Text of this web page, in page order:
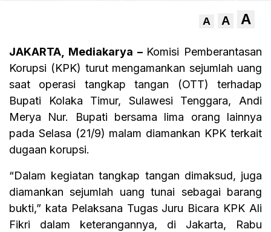
A A A
JAKARTA, Mediakarya – Komisi Pemberantasan
Korupsi (KPK) turut mengamankan sejumlah uang
saat operasi tangkap tangan (OTT) terhadap
Bupati Kolaka Timur, Sulawesi Tenggara, Andi
Merya Nur. Bupati bersama lima orang lainnya
pada Selasa (21/9) malam diamankan KPK terkait
dugaan korupsi.
“Dalam kegiatan tangkap tangan dimaksud, juga
diamankan sejumlah uang tunai sebagai barang
bukti,” kata Pelaksana Tugas Juru Bicara KPK Ali
Fikri dalam keterangannya, di Jakarta, Rabu